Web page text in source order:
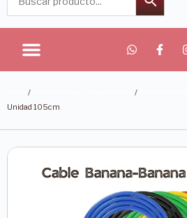
/ /
Unidad 105cm